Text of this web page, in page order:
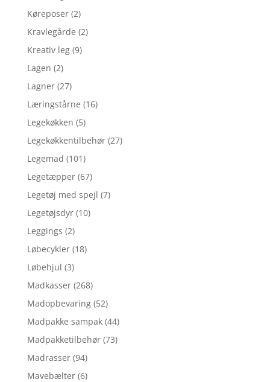
Køreposer (2)
Kravlegårde (2)
Kreativ leg (9)
Lagen (2)
Lagner (27)
Læringstårne (16)
Legekøkken (5)
Legekøkkentilbehør (27)
Legemad (101)
Legetæpper (67)
Legetøj med spejl (7)
Legetøjsdyr (10)
Leggings (2)
Løbecykler (18)
Løbehjul (3)
Madkasser (268)
Madopbevaring (52)
Madpakke sampak (44)
Madpakketilbehør (73)
Madrasser (94)
Mavebælter (6)